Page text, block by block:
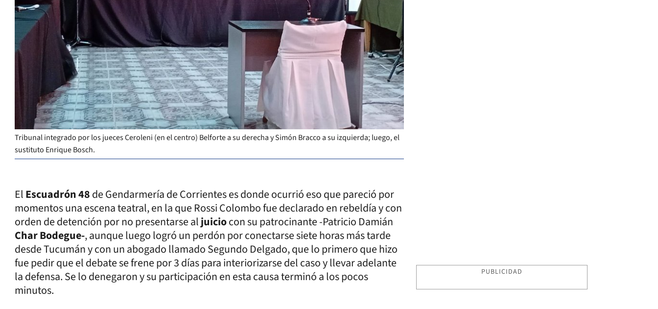
Tribunal integrado por los jueces Ceroleni (en el centro) Belforte a su derecha y Simón Bracco a su izquierda; luego, el
sustituto Enrique Bosch.
ElEscuadrón 48de Gendarmería de Corrientes es donde ocurrió eso que pareció por
momentos una escena teatral, en la que Rossi Colombo fue declarado en rebeldía y con
orden de detención por no presentarse aljuiciocon su patrocinante -Patricio Damián
Char Bodegue-, aunque luego logró un perdón por conectarse siete horas más tarde
desde Tucumán y con un abogado llamado Segundo Delgado, que lo primero que hizo
fue pedir que el debate se frene por 3 días para interiorizarse del caso y llevar adelante
la defensa. Se lo denegaron y su participación en esta causa terminó a los pocos
minutos.
PUBLICIDAD